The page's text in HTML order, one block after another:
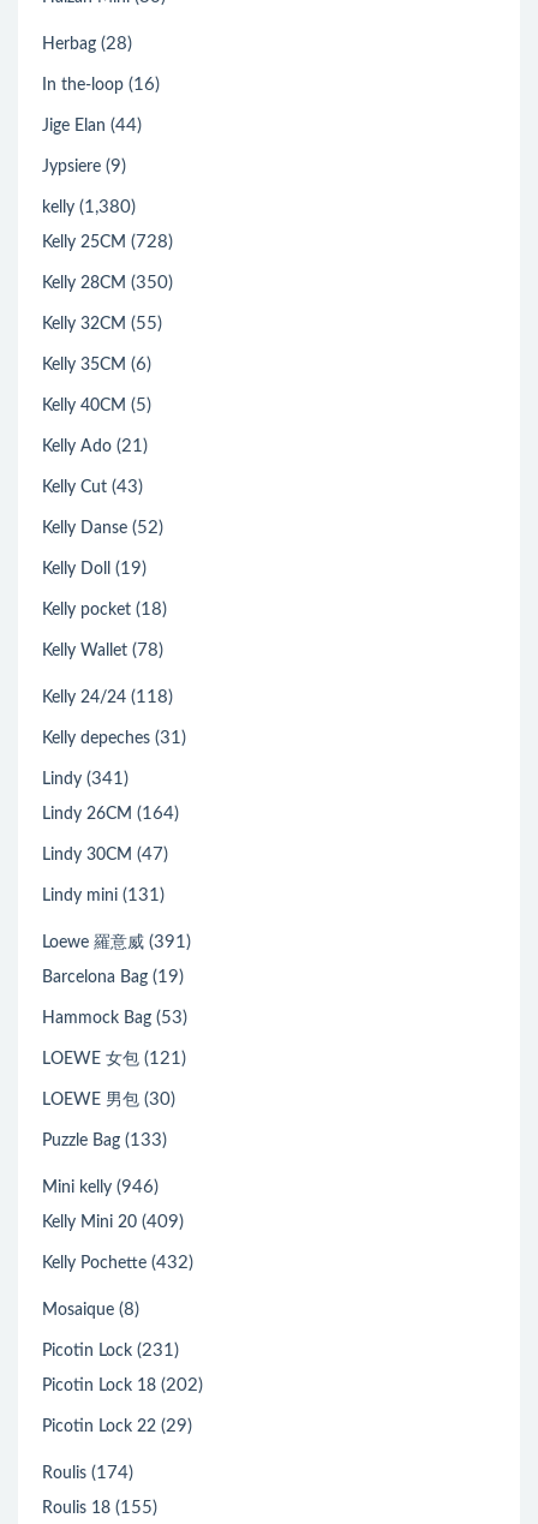
Herbag (28)
In the-loop (16)
Jige Elan (44)
Jypsiere (9)
kelly (1,380)
Kelly 25CM (728)
Kelly 28CM (350)
Kelly 32CM (55)
Kelly 35CM (6)
Kelly 40CM (5)
Kelly Ado (21)
Kelly Cut (43)
Kelly Danse (52)
Kelly Doll (19)
Kelly pocket (18)
Kelly Wallet (78)
Kelly 24/24 (118)
Kelly depeches (31)
Lindy (341)
Lindy 26CM (164)
Lindy 30CM (47)
Lindy mini (131)
Loewe 羅意威 (391)
Barcelona Bag (19)
Hammock Bag (53)
LOEWE 女包 (121)
LOEWE 男包 (30)
Puzzle Bag (133)
Mini kelly (946)
Kelly Mini 20 (409)
Kelly Pochette (432)
Mosaique (8)
Picotin Lock (231)
Picotin Lock 18 (202)
Picotin Lock 22 (29)
Roulis (174)
Roulis 18 (155)